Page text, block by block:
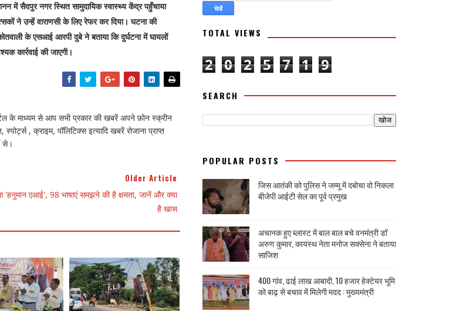
में सैदपुर नगर स्थित सामुदायिक स्वास्थ्य केंद्र पहुँचाया
ने उन्हें वाराणसी के लिए रेफर कर दिया। घटना की
के एसआई आरपी दुबे ने बताया कि दुर्घटना में घायलों
कार्रवाई की जाएगी।
के माध्यम से आप सभी प्रकार की खबरें अपने फ़ोन स्क्रीन
, क्राइम, पॉलिटिक्स इत्यादि खबरें रोजाना प्राप्त
से।
Older Article
'हनुमान एआई', 98 भाषाएं समझने की है क्षमता, जानें और क्या
है खास
TOTAL VIEWS
2 0 2 5 7 1 9
SEARCH
POPULAR POSTS
जिस आतंकी को पुलिस ने जम्मू में दबोचा वो निकला
बीजेपी आईटी सेल का पूर्व प्रमुख
अचानक हुए ब्लास्ट में बाल बाल बचे वनमंत्री डॉ
अरुण कुमार, कायस्थ नेता मनोज सक्सेना ने बताया
साजिश
400 गांव, ढाई लाख आबादी, 10 हजार हेक्टेयर भूमि
को बाढ़ से बचाव में मिलेगी मदद : मुख्यमंत्री